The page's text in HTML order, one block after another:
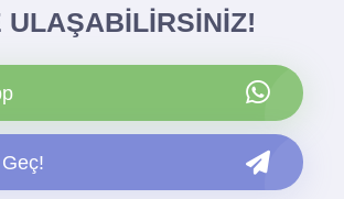
ULAŞABİLİRSİNİZ!